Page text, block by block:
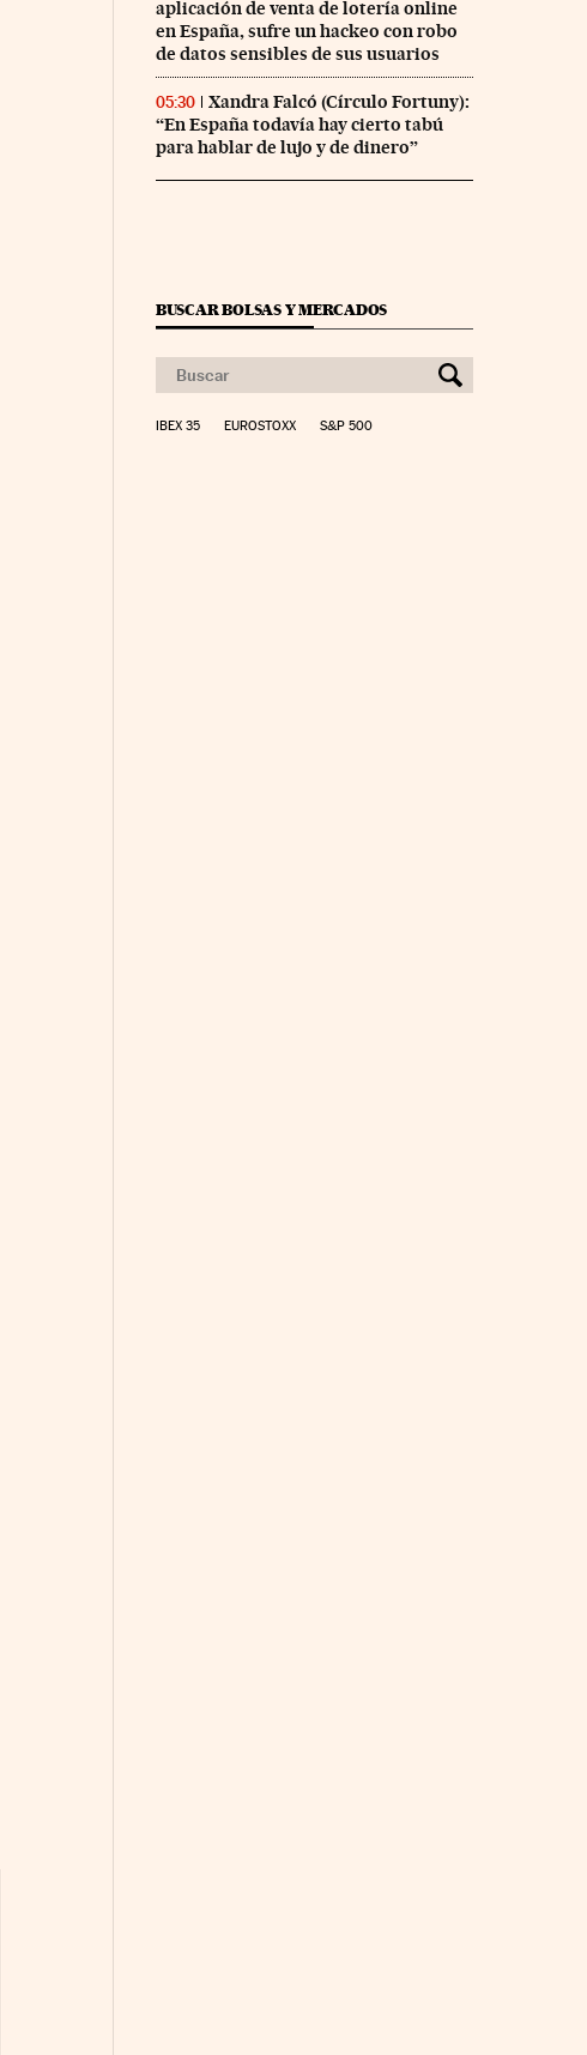
aplicación de venta de lotería online
en España, sufre un hackeo con robo
de datos sensibles de sus usuarios
05:30
Xandra Falcó (Círculo Fortuny):
“En España todavía hay cierto tabú
para hablar de lujo y de dinero”
BUSCAR BOLSAS Y MERCADOS
IBEX 35 EUROSTOXX S&P 500